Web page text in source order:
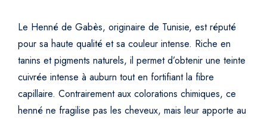
Le Henné de Gabès, originaire de Tunisie, est réputé
pour sa haute qualité et sa couleur intense. Riche en
tanins et pigments naturels, il permet d’obtenir une teinte
cuivrée intense à auburn tout en fortifiant la fibre
capillaire. Contrairement aux colorations chimiques, ce
henné ne fragilise pas les cheveux, mais leur apporte au